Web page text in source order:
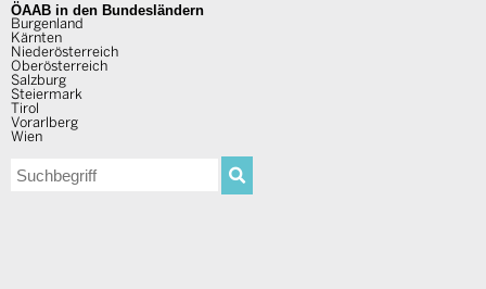
ÖAAB in den Bundesländern
Burgenland
Kärnten
Niederösterreich
Oberösterreich
Salzburg
Steiermark
Tirol
Vorarlberg
Wien